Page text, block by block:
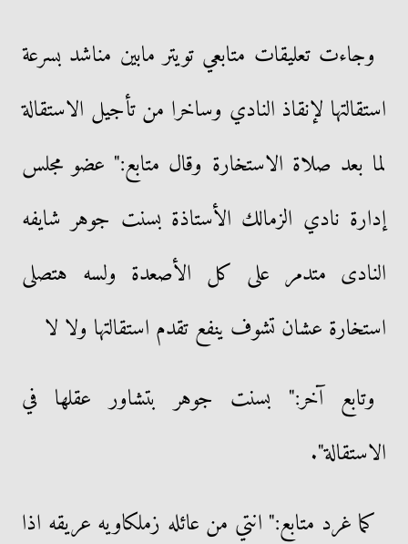
وجاءت تعليقات متابعي تويتر مابين مناشد بسرعة
استقالتها لإنقاذ النادي وساخرا من تأجيل الاستقالة
لما بعد صلاة الاستخارة وقال متابع:" عضو مجلس
إدارة نادي الزمالك الأستاذة بسنت جوهر شايفه
النادى متدمر على كل الأصعدة ولسه هتصلى
استخارة عشان تشوف ينفع تقدم استقالتها ولا لا
وتابع آخر:" بسنت جوهر بتشاور عقلها في
الاستقالة".
كما غرد متابع:" انتي من عائله زملكاويه عريقه اذا